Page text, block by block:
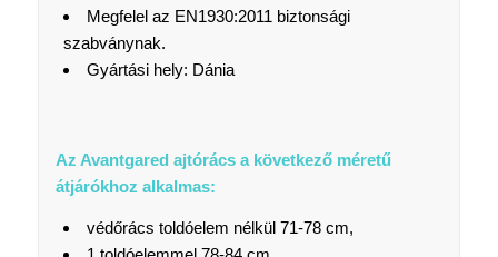
Megfelel az EN1930:2011 biztonsági
szabványnak.
Gyártási hely: Dánia
Az Avantgared ajtórács a következő méretű
átjárókhoz alkalmas:
védőrács toldóelem nélkül 71-78 cm,